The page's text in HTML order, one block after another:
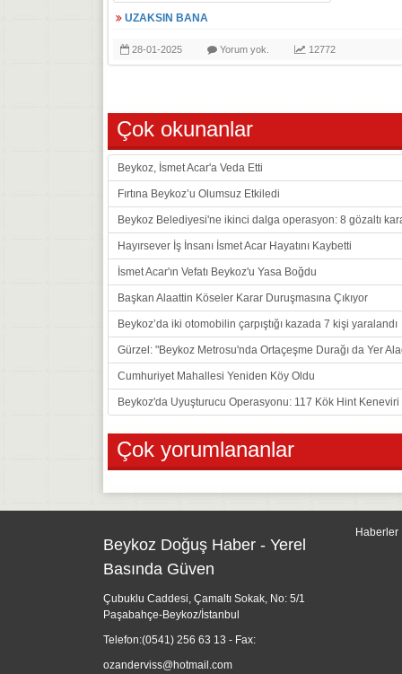
UZAKSIN BANA
28-01-2025 Yorum yok. 12772
Çok okunanlar
Beykoz, İsmet Acar'a Veda Etti
Fırtına Beykoz’u Olumsuz Etkiledi
Beykoz Belediyesi'ne ikinci dalga operasyon: 8 gözaltı
Hayırsever İş İnsanı İsmet Acar Hayatını Kaybetti
İsmet Acar'ın Vefatı Beykoz'u Yasa Boğdu
Başkan Alaattin Köseler Karar Duruşmasına Çıkıyor
Beykoz’da iki otomobilin çarpıştığı kazada 7 kişi yaralandı
Gürzel: "Beykoz Metrosu'nda Ortaçeşme Durağı da Yer
Cumhuriyet Mahallesi Yeniden Köy Oldu
Beykoz'da Uyuşturucu Operasyonu: 117 Kök Hint
Çok yorumlananlar
Beykoz Doğuş Haber - Yerel
Basında Güven
Çubuklu Caddesi, Çamaltı Sokak, No: 5/1
Paşabahçe-Beykoz/İstanbul
Telefon:(0541) 256 63 13 - Fax:
ozanderviss@hotmail.com
Haberler